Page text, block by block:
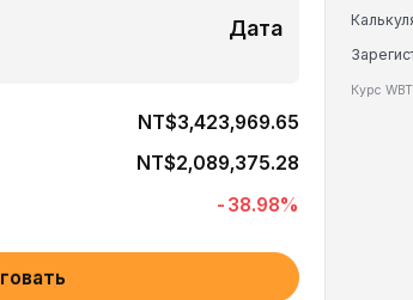
Дата
NT$3,423,969.65
NT$2,089,375.28
-38.98%
Курс